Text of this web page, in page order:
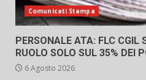
Comunicati Stampa
PERSONALE ATA: FLC CGIL
RUOLO SOLO SUL 35% DEI
6 Agosto 2026